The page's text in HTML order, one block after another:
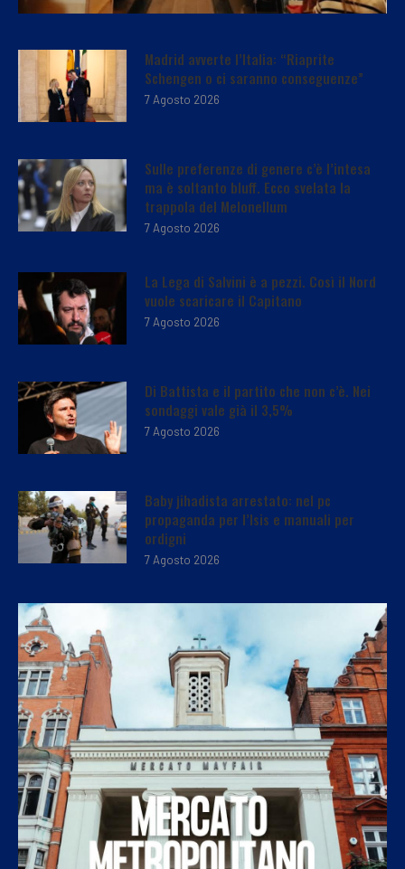
Madrid avverte l’Italia: “Riaprite
Schengen o ci saranno conseguenze”
7 Agosto 2026
Sulle preferenze di genere c’è l’intesa
ma è soltanto bluff. Ecco svelata la
trappola del Melonellum
7 Agosto 2026
La Lega di Salvini è a pezzi. Così il Nord
vuole scaricare il Capitano
7 Agosto 2026
Di Battista e il partito che non c’è. Nei
sondaggi vale già il 3,5%
7 Agosto 2026
Baby jihadista arrestato: nel pc
propaganda per l’Isis e manuali per
ordigni
7 Agosto 2026